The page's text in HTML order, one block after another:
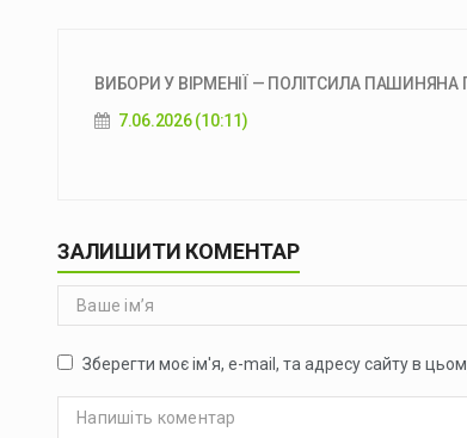
ВИБОРИ У ВІРМЕНІЇ — ПОЛІТСИЛА ПАШИНЯНА
7.06.2026 (10:11)
ЗАЛИШИТИ КОМЕНТАР
Зберегти моє ім'я, e-mail, та адресу сайту в